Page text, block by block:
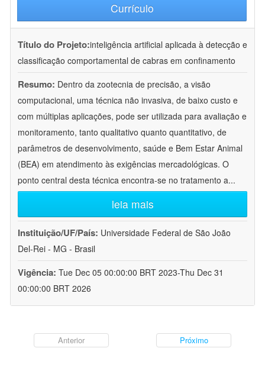
Currículo
Título do Projeto:inteligência artificial aplicada à detecção e
classificação comportamental de cabras em confinamento
Resumo: Dentro da zootecnia de precisão, a visão
computacional, uma técnica não invasiva, de baixo custo e
com múltiplas aplicações, pode ser utilizada para avaliação e
monitoramento, tanto qualitativo quanto quantitativo, de
parâmetros de desenvolvimento, saúde e Bem Estar Animal
(BEA) em atendimento às exigências mercadológicas. O
ponto central desta técnica encontra-se no tratamento a...
leia mais
Instituição/UF/País: Universidade Federal de São João
Del-Rei - MG - Brasil
Vigência: Tue Dec 05 00:00:00 BRT 2023-Thu Dec 31
00:00:00 BRT 2026
Anterior Próximo